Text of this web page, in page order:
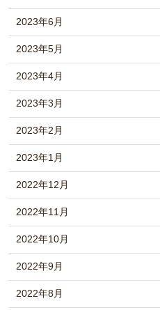
2023年6月
2023年5月
2023年4月
2023年3月
2023年2月
2023年1月
2022年12月
2022年11月
2022年10月
2022年9月
2022年8月